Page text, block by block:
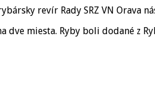
revír Rady SRZ VN Orava
miesta. Ryby boli dodané z